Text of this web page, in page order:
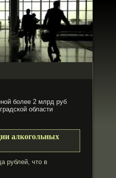
более 2 млрд руб
области
алкогольных
рублей, что в